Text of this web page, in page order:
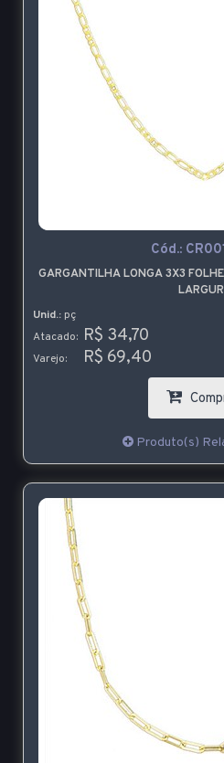
Cód.:
GARGANTILHA LONGA 3X3
Unid.: pç
Atacado: R$ 34,70
Varejo: R$ 69,40
Produto(s)